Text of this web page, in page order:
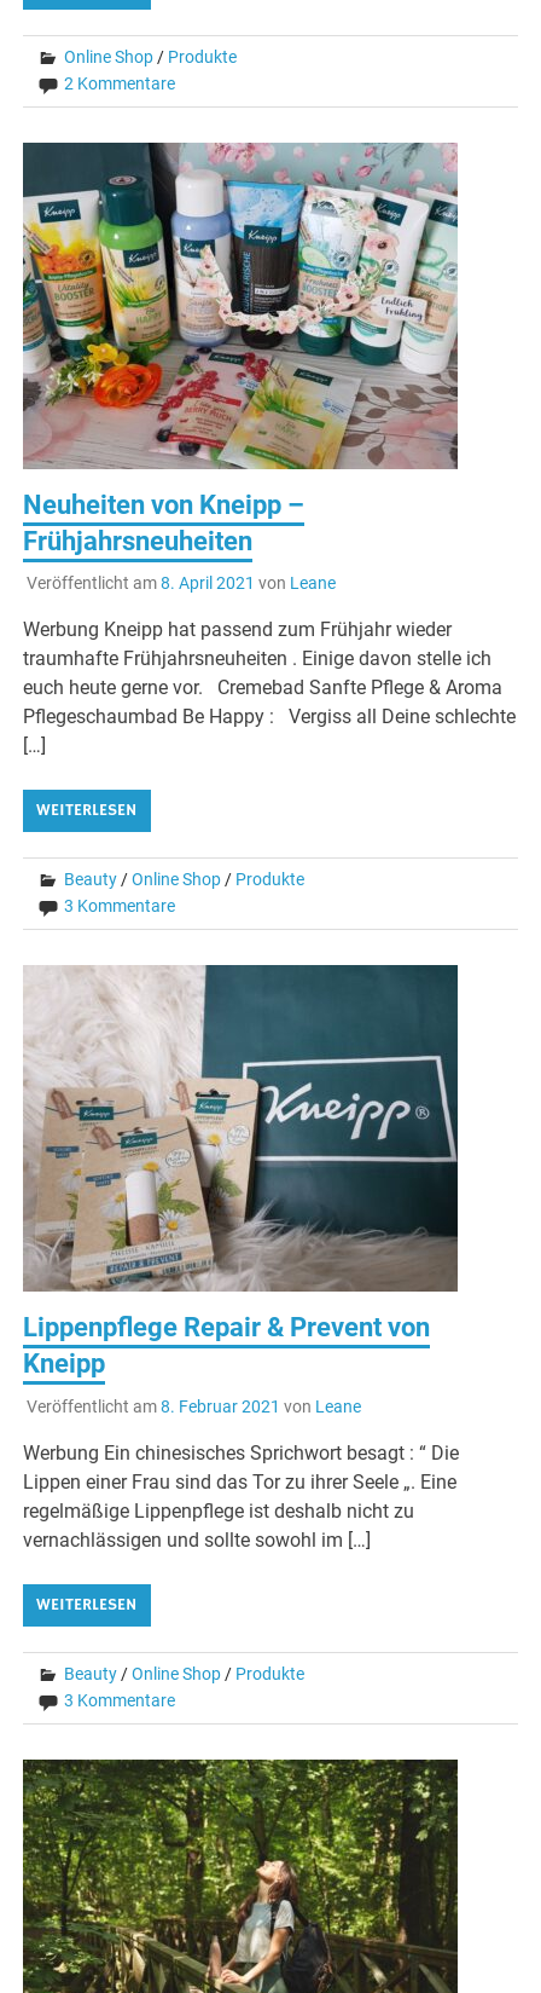
Online Shop / Produkte
2 Kommentare
Neuheiten von Kneipp –
Frühjahrsneuheiten
Veröffentlicht am8. April 2021 von Leane
Werbung Kneipp hat passend zum Frühjahr wieder
traumhafte Frühjahrsneuheiten . Einige davon stelle ich
euch heute gerne vor. Cremebad Sanfte Pflege & Aroma
Pflegeschaumbad Be Happy : Vergiss all Deine schlechte
[…]
WEITERLESEN
Beauty/Online Shop/ Produkte
3 Kommentare
Lippenpflege Repair & Prevent von
Kneipp
Veröffentlicht am8. Februar 2021 von Leane
Werbung Ein chinesisches Sprichwort besagt : “ Die
Lippen einer Frau sind das Tor zu ihrer Seele „. Eine
regelmäßige Lippenpflege ist deshalb nicht zu
vernachlässigen und sollte sowohl im […]
WEITERLESEN
Beauty /Online Shop / Produkte
3 Kommentare